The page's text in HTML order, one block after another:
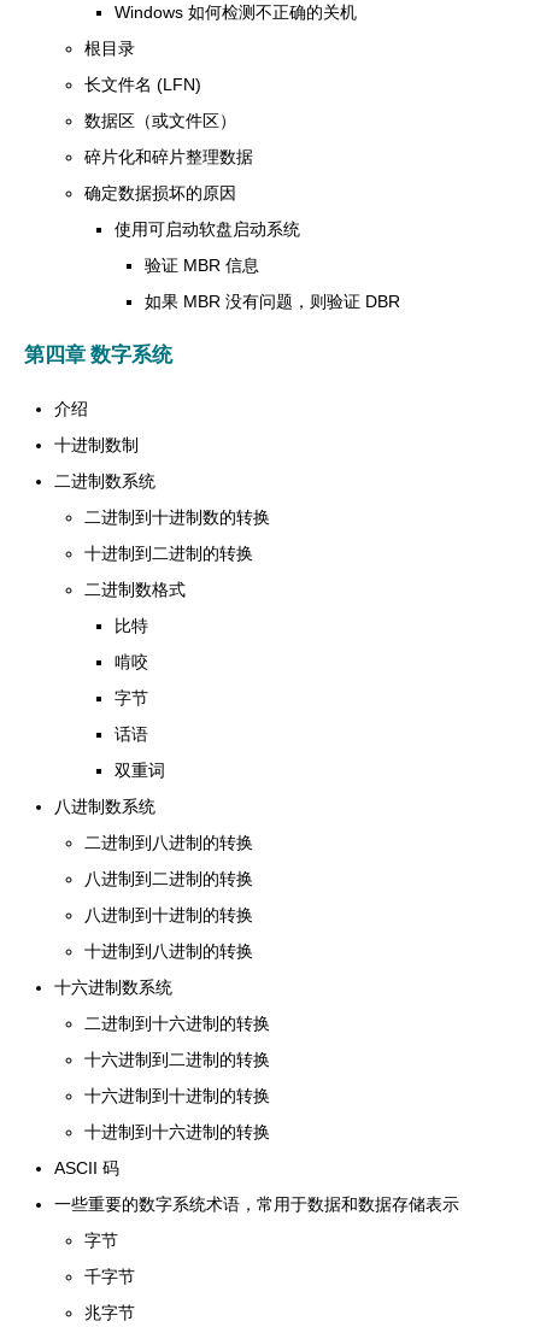
Windows 如何检测不正确的关机
根目录
长文件名 (LFN)
数据区（或文件区）
碎片化和碎片整理数据
确定数据损坏的原因
使用可启动软盘启动系统
验证 MBR 信息
如果 MBR 没有问题，则验证 DBR
第四章 数字系统
介绍
十进制数制
二进制数系统
二进制到十进制数的转换
十进制到二进制的转换
二进制数格式
比特
啃咬
字节
话语
双重词
八进制数系统
二进制到八进制的转换
八进制到二进制的转换
八进制到十进制的转换
十进制到八进制的转换
十六进制数系统
二进制到十六进制的转换
十六进制到二进制的转换
十六进制到十进制的转换
十进制到十六进制的转换
ASCII 码
一些重要的数字系统术语，常用于数据和数据存储表示
字节
千字节
兆字节